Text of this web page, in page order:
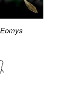
Eomys